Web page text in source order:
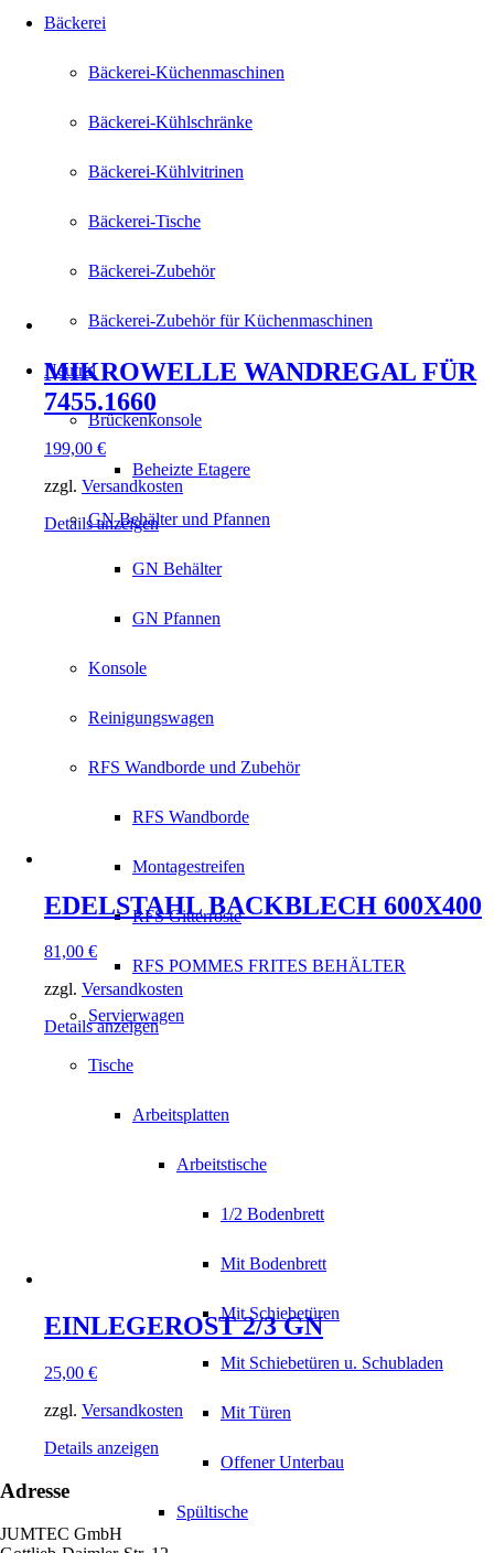
Bäckerei
Bäckerei-Küchenmaschinen
Bäckerei-Kühlschränke
Bäckerei-Kühlvitrinen
Bäckerei-Tische
Bäckerei-Zubehör
Bäckerei-Zubehör für Küchenmaschinen
Neutral
Brückenkonsole
Beheizte Etagere
GN Behälter und Pfannen
GN Behälter
GN Pfannen
Konsole
Reinigungswagen
RFS Wandborde und Zubehör
RFS Wandborde
Montagestreifen
RFS Gitterroste
RFS POMMES FRITES BEHÄLTER
Servierwagen
Tische
Arbeitsplatten
Arbeitstische
1/2 Bodenbrett
Mit Bodenbrett
Mit Schiebetüren
Mit Schiebetüren u. Schubladen
Mit Türen
Offener Unterbau
Spültische
MIKROWELLE WANDREGAL FÜR
7455.1660
199,00 €
zzgl. Versandkosten
Details anzeigen
EDELSTAHL BACKBLECH 600X400
81,00 €
zzgl. Versandkosten
Details anzeigen
EINLEGEROST 2/3 GN
25,00 €
zzgl. Versandkosten
Details anzeigen
Adresse
JUMTEC GmbH